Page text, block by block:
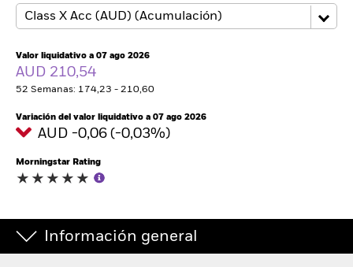
Perspectivas
España
BlackRock
Valor liquidativo a 07 ago 2026
AUD 210,54
52 Semanas: 174,23 - 210,60
Variación del valor liquidativo a 07 ago 2026
AUD -0,06 (-0,03%)
Morningstar Rating
Información general